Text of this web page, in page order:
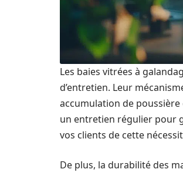
Les baies vitrées à
d’entretien. Leur
accumulation de
un entretien régulier pour
vos clients de cette
De plus, la durabilité des